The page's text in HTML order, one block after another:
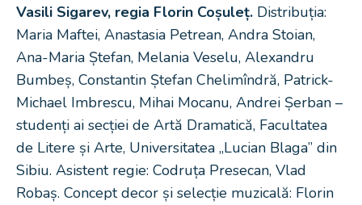
Vasili Sigarev, regia Florin Coșuleț. Distribuția:
Maria Maftei, Anastasia Petrean, Andra Stoian,
Ana-Maria Ștefan, Melania Veselu, Alexandru
Bumbeș, Constantin Ștefan Chelimîndră, Patrick-
Michael Imbrescu, Mihai Mocanu, Andrei Șerban –
studenți ai secției de Artă Dramatică, Facultatea
de Litere și Arte, Universitatea „Lucian Blaga” din
Sibiu. Asistent regie: Codruța Presecan, Vlad
Robaș. Concept decor și selecție muzicală: Florin